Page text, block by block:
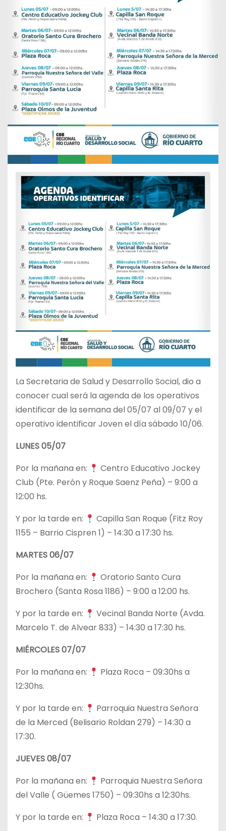
La Secretaria de Salud y Desarrollo Social, dio a
conocer cual será la agenda de los operativos
identificar de la semana del 05/07 al 09/07 y el
operativo identificar Joven el día sábado 10/06.
LUNES 05/07
Por la mañana en:
Centro Educativo Jockey
Club (Pte. Perón y Roque Saenz Peña) – 9:00 a
12:00 hs.
Y por la tarde en:
Capilla San Roque (Fitz Roy
1155 – Barrio Cispren 1) – 14:30 a 17:30 hs.
MARTES 06/07
Por la mañana en:
Oratorio Santo Cura
Brochero (Santa Rosa 1186) – 9:00 a 12:00 hs.
Y por la tarde en:
Vecinal Banda Norte (Avda.
Marcelo T. de Alvear 833) – 14:30 a 17:30 hs.
MIÉRCOLES 07/07
Por la mañana en:
Plaza Roca – 09:30hs a
12:30hs.
Y por la tarde en:
Parroquia Nuestra Señora
de la Merced (Belisario Roldan 279) – 14:30 a
17:30.
JUEVES 08/07
Por la mañana en:
Parroquia Nuestra Señora
del Valle ( Güemes 1750) – 09:30hs a 12:30hs.
Y por la tarde en:
Plaza Roca – 14:30 a 17:30.